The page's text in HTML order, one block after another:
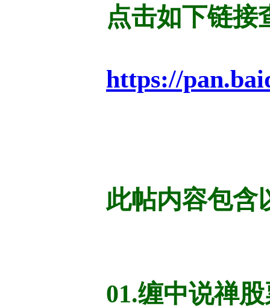
点击如下链接
https://
此帖内容包含
01.缠中说禅